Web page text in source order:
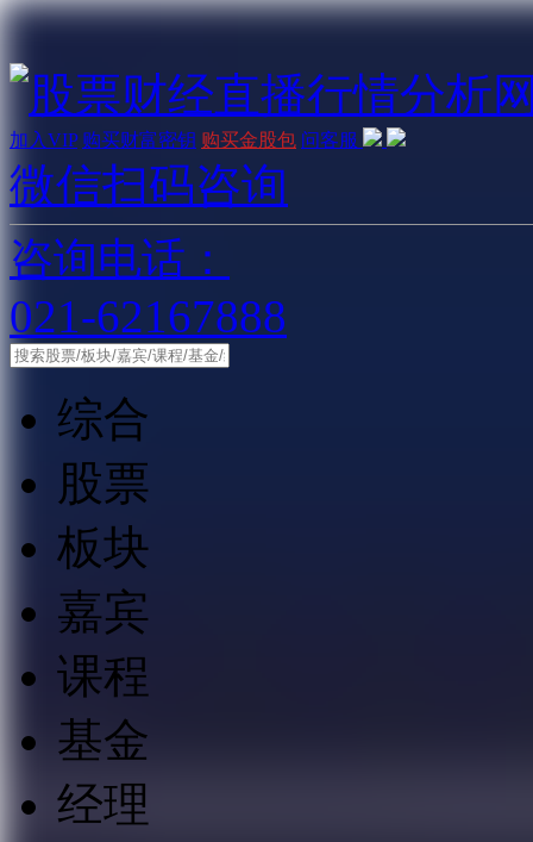
加入VIP 购买财富密钥 购买金股包 问客服
微信扫码咨询
咨询电话：
021-62167888
综合
股票
板块
嘉宾
课程
基金
经理